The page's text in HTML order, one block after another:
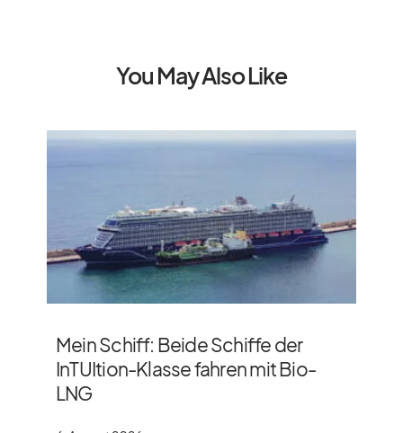
You May Also Like
Mein Schiff: Beide Schiffe der
InTUItion-Klasse fahren mit Bio-
LNG